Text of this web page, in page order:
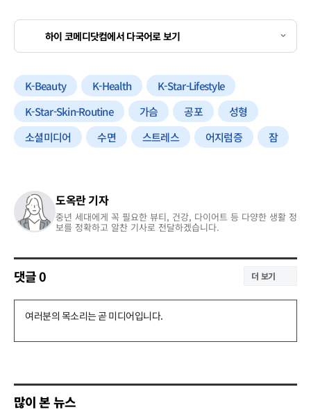
하이 코메디닷컴에서 다국어로 보기
K-Beauty K-Health
K-Star-Lifestyle
K-Star-Skin-Routine
가슴 공포
성형
소셜미디어
수면 스트레스 어지럼증 잠
도옥란 기자
중년 세대에게 꼭 필요한 뷰티, 건강, 다이어트 등 다양한 생활 정
보를 정확하고 알찬 기사로 전달하겠습니다.
댓글0 더 보기
댓
기
많이 본 뉴스